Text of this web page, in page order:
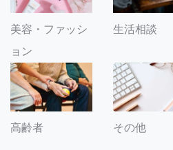
美容・ファッシ
ョン
生活相談
高齢者 その他